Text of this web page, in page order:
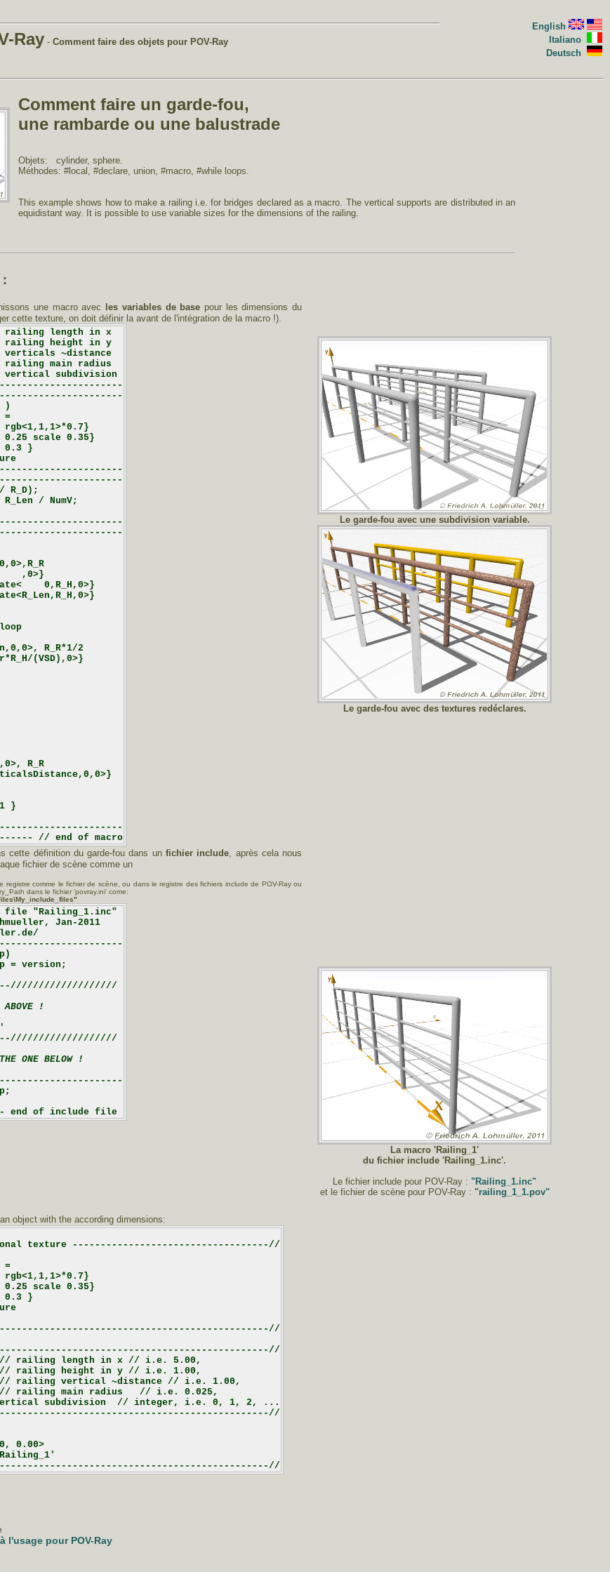
Ray - Comment faire des objets pour POV-Ray
English
Italiano
Deutsch
Comment faire un garde-fou,
une rambarde ou une balustrade
Objets: cylinder, sphere.
Méthodes: #local, #declare, union, #macro, #while loops.
This example shows how to make a railing i.e. for bridges declared as a macro. The vertical supports are distributed in an
equidistant way. It is possible to use variable sizes for the dimensions of the railing.
:
une macro avec les variables de base pour les dimensions du
cette texture, on doit définir la avant de l'intégration de la macro !).
railing length in x
railing height in y
verticals ~distance
railing main radius
vertical subdivision
)
=
rgb<1,1,1>*0.7}
0.25 scale 0.35}
0.3 }
----------------------
R_D);
/ NumV;
,0>}
0,R_H,0>}
R_R*1/2
(VSD),0>}
R_R
}
cette définition du garde-fou dans un fichier include, après cela nous
fichier de scène comme un
registre comme le fichier de scène, ou dans le registre des fichiers include de POV-Ray ou
dans le fichier 'povray.ini' come:
file "Railing_1.inc"
Jan-2011
= version;
ABOVE !
ONE BELOW !
Le garde-fou avec une subdivision variable.
Le garde-fou avec des textures redéclares.
La macro 'Railing_1'
du fichier include 'Railing_1.inc'.
Le fichier include pour POV-Ray : "Railing_1.inc"
et le fichier de scène pour POV-Ray : "railing_1_1.pov"
object with the according dimensions:
texture -----------------------------------//
=
rgb<1,1,1>*0.7}
0.25 scale 0.35}
0.3 }
// railing length in x // i.e. 5.00,
railing height in y // i.e. 1.00,
railing vertical ~distance // i.e. 1.00,
railing main radius   // i.e. 0.025,
subdivision  // integer, i.e. 0, 1, 2, ...
0.00>
l'usage pour POV-Ray